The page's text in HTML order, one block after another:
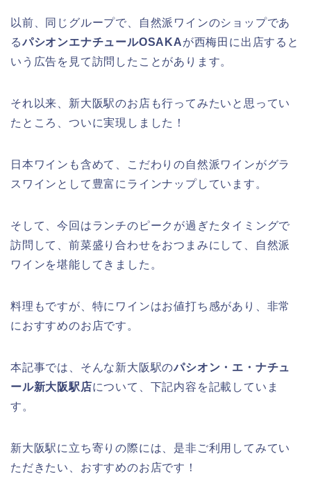
以前、同じグループで、自然派ワインのショップであ
るパシオンエナチュールOSAKAが西梅田に出店すると
いう広告を見て訪問したことがあります。
それ以来、新大阪駅のお店も行ってみたいと思ってい
たところ、ついに実現しました！
日本ワインも含めて、こだわりの自然派ワインがグラ
スワインとして豊富にラインナップしています。
そして、今回はランチのピークが過ぎたタイミングで
訪問して、前菜盛り合わせをおつまみにして、自然派
ワインを堪能してきました。
料理もですが、特にワインはお値打ち感があり、非常
におすすめのお店です。
本記事では、そんな新大阪駅のパシオン・エ・ナチュ
ール新大阪駅店について、下記内容を記載していま
す。
新大阪駅に立ち寄りの際には、是非ご利用してみてい
ただきたい、おすすめのお店です！